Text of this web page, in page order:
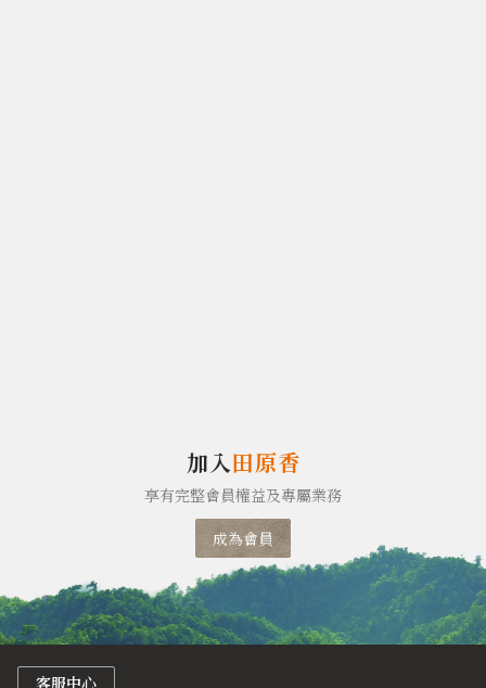
加入田原香
享有完整會員權益及專屬業務
成為會員
客服中心